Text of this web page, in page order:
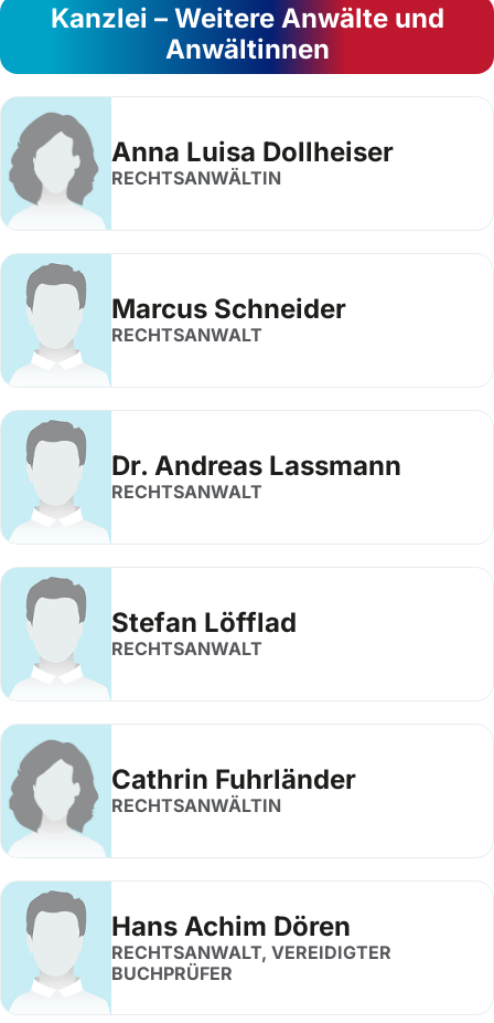
Kanzlei – Weitere Anwälte und
Anwältinnen
Anna Luisa Dollheiser
RECHTSANWÄLTIN
Marcus Schneider
RECHTSANWALT
Dr. Andreas Lassmann
RECHTSANWALT
Stefan Löfflad
RECHTSANWALT
Cathrin Fuhrländer
RECHTSANWÄLTIN
Hans Achim Dören
RECHTSANWALT, VEREIDIGTER
BUCHPRÜFER